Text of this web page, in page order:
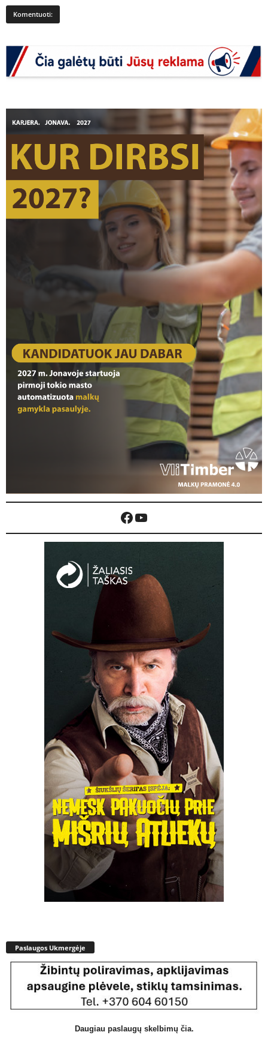
Facebook
YouTube
Paslaugos Ukmergėje
Daugiau paslaugų skelbimų čia.